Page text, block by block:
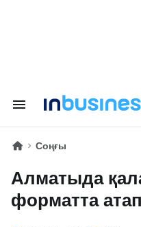
Соңғы
Алматыда
форматта атап